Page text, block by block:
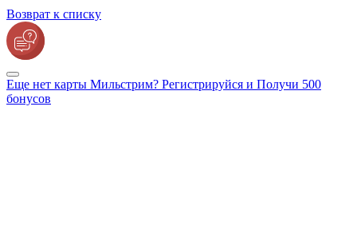
Возврат к списку
Еще нет карты Мильстрим? Регистрируйся и Получи 500
бонусов